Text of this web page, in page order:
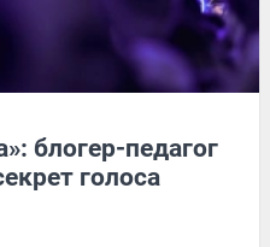
блогер-педагог
голоса